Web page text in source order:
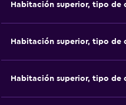
Habitación superior, tipo de
Habitación superior, tipo de
Habitación superior, tipo de